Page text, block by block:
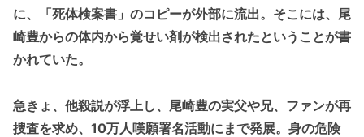
に、「死体検案書」のコピーが外部に流出。そこには、尾
崎豊からの体内から覚せい剤が検出されたということが書
かれていた。
急きょ、他殺説が浮上し、尾崎豊の実父や兄、ファンが再
捜査を求め、10万人嘆願署名活動にまで発展。身の危険